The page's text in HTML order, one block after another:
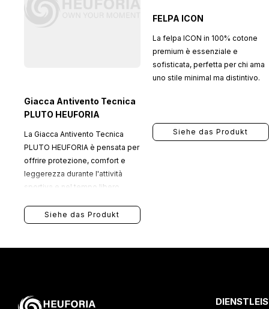
Giacca Antivento Tecnica
PLUTO HEUFORIA
La Giacca Antivento Tecnica
PLUTO HEUFORIA è pensata per
offrire protezione, comfort e
leggerezza durante l'attività
sportiva e nel tempo libero.
Siehe das Produkt
FELPA ICON
La felpa ICON in 100% cotone
premium è essenziale e
sofisticata, perfetta per chi ama
uno stile minimal ma distintivo.
Siehe das Produkt